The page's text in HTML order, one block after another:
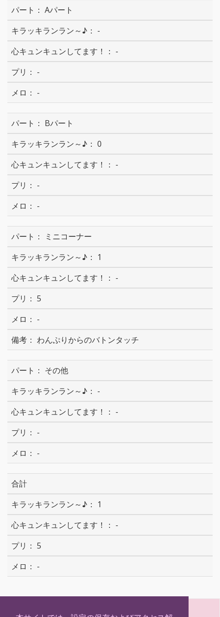
Aパート
-
-
-
-
Bパート
0
-
-
-
ミニコーナー
1
-
5
-
わんぷりからのバトンタッチ
その他
-
-
-
-
合計
1
-
5
-